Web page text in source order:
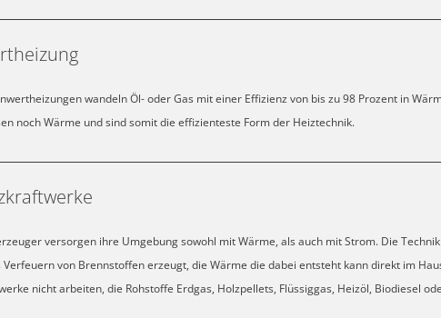
wandeln Öl- oder Gas mit einer Effizienz von bis zu 98 Prozent in
noch Wärme und sind somit die effizienteste Form der Heiztechnik.
versorgen ihre Umgebung sowohl mit Wärme, als auch mit Strom. Die
von Brennstoffen erzeugt, die Wärme die dabei entsteht kann direkt im
nicht arbeiten, die Rohstoffe Erdgas, Holzpellets, Flüssiggas, Heizöl, Biodiesel